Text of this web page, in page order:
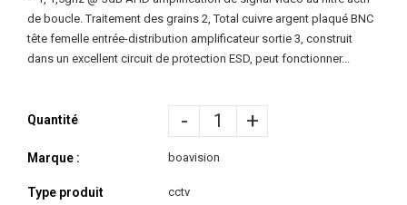
de boucle. Traitement des grains 2, Total cuivre argent plaqué BNC
tête femelle entrée-distribution amplificateur sortie 3, construit
dans un excellent circuit de protection ESD, peut fonctionner...
Quantité - +
Marque : boavision
Type produit cctv